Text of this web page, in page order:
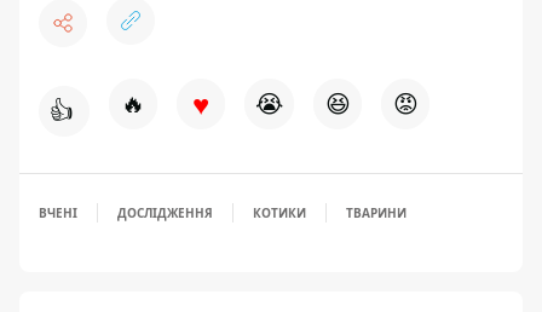
👍 🔥 ♥ 😭 😆 😡
ВЧЕНІ ДОСЛІДЖЕННЯ КОТИКИ ТВАРИНИ